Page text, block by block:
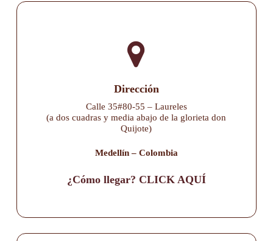
Dirección
Calle 35#80-55 – Laureles
(a dos cuadras y media abajo de la glorieta don
Quijote)
Medellín – Colombia
¿Cómo llegar? CLICK AQUÍ